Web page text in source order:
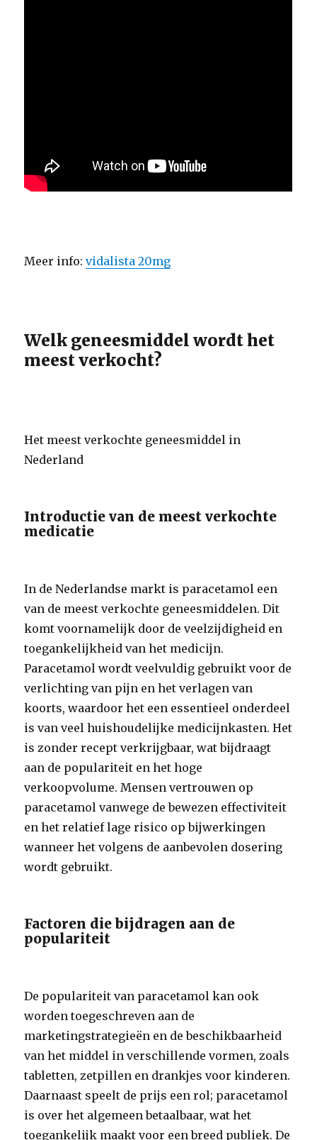
Meer info:vidalista 20mg
Welk geneesmiddel wordt het
meest verkocht?
Het meest verkochte geneesmiddel in
Nederland
Introductie van de meest verkochte
medicatie
In de Nederlandse markt is paracetamol een
van de meest verkochte geneesmiddelen. Dit
komt voornamelijk door de veelzijdigheid en
toegankelijkheid van het medicijn.
Paracetamol wordt veelvuldig gebruikt voor de
verlichting van pijn en het verlagen van
koorts, waardoor het een essentieel onderdeel
is van veel huishoudelijke medicijnkasten. Het
is zonder recept verkrijgbaar, wat bijdraagt
aan de populariteit en het hoge
verkoopvolume. Mensen vertrouwen op
paracetamol vanwege de bewezen effectiviteit
en het relatief lage risico op bijwerkingen
wanneer het volgens de aanbevolen dosering
wordt gebruikt.
Factoren die bijdragen aan de
populariteit
De populariteit van paracetamol kan ook
worden toegeschreven aan de
marketingstrategieën en de beschikbaarheid
van het middel in verschillende vormen, zoals
tabletten, zetpillen en drankjes voor kinderen.
Daarnaast speelt de prijs een rol; paracetamol
is over het algemeen betaalbaar, wat het
toegankelijk maakt voor een breed publiek. De